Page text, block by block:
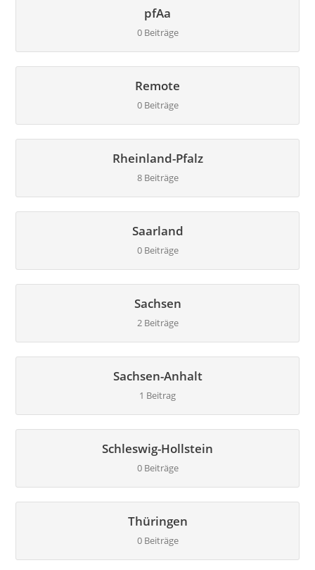
pfAa
0 Beiträge
Remote
0 Beiträge
Rheinland-Pfalz
8 Beiträge
Saarland
0 Beiträge
Sachsen
2 Beiträge
Sachsen-Anhalt
1 Beitrag
Schleswig-Hollstein
0 Beiträge
Thüringen
0 Beiträge